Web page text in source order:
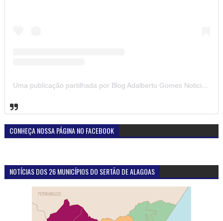
Uma publicação partilhada por Blog Adalberto Gomes Noticias (@blogadalbertogomesnoticiass)
CONHEÇA NOSSA PÁGINA NO FACEBOOK
NOTÍCIAS DOS 26 MUNICÍPIOS DO SERTÃO DE ALAGOAS